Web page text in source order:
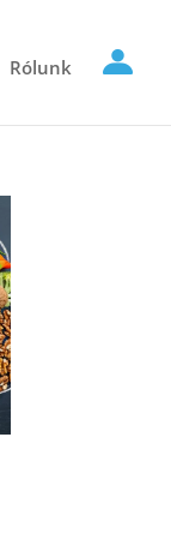
Rólunk